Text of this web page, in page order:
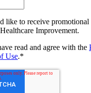
like to receive promotional
Improvement.
read and agree with the
Use.*